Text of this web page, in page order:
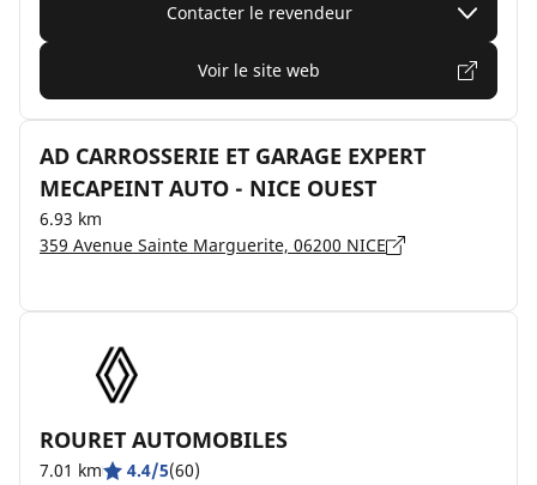
Contacter le revendeur
Voir le site web
AD CARROSSERIE ET GARAGE EXPERT
MECAPEINT AUTO - NICE OUEST
6.93 km
359 Avenue Sainte Marguerite, 06200 NICE
ROURET AUTOMOBILES
7.01 km 4.4/5(60)